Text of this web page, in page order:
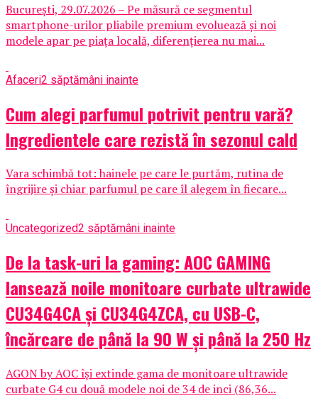
București, 29.07.2026 – Pe măsură ce segmentul
smartphone-urilor pliabile premium evoluează și noi
modele apar pe piața locală, diferențierea nu mai...
Afaceri2 săptămâni inainte
Cum alegi parfumul potrivit pentru vară?
Ingredientele care rezistă în sezonul cald
Vara schimbă tot: hainele pe care le purtăm, rutina de
îngrijire și chiar parfumul pe care îl alegem în fiecare...
Uncategorized2 săptămâni inainte
De la task-uri la gaming: AOC GAMING
lansează noile monitoare curbate ultrawide
CU34G4CA și CU34G4ZCA, cu USB-C,
încărcare de până la 90 W și până la 250 Hz
AGON by AOC își extinde gama de monitoare ultrawide
curbate G4 cu două modele noi de 34 de inci (86,36...